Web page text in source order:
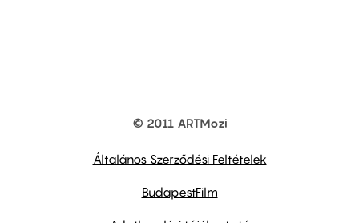
© 2011 ARTMozi
Általános Szerződési Feltételek
BudapestFilm